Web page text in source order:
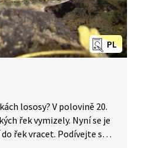
PL
lososy? V polovině 20.
řek vymizely. Nyní se je
řek vracet. Podívejte se,